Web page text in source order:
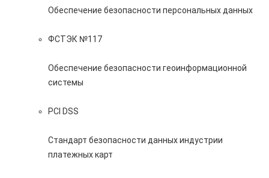
Обеспечение безопасности персональных данных
ФСТЭК №117
Обеспечение безопасности геоинформационной
системы
PCI DSS
Стандарт безопасности данных индустрии
платежных карт